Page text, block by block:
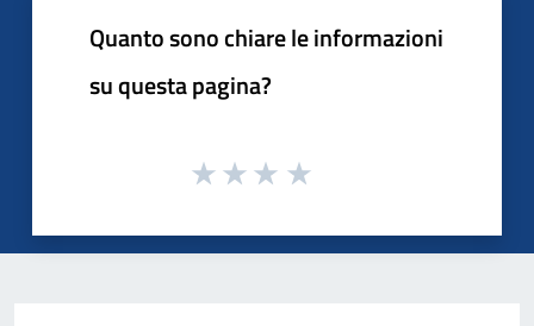
Quanto sono chiare le informazioni
su questa pagina?